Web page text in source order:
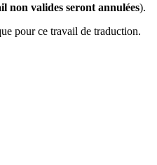
non valides seront annulées).
pour ce travail de traduction.